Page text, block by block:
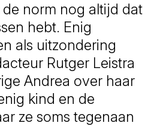
norm nog altijd dat
hebt. Enig
als uitzondering
Rutger Leistra
Andrea over haar
kind en de
ze soms tegenaan